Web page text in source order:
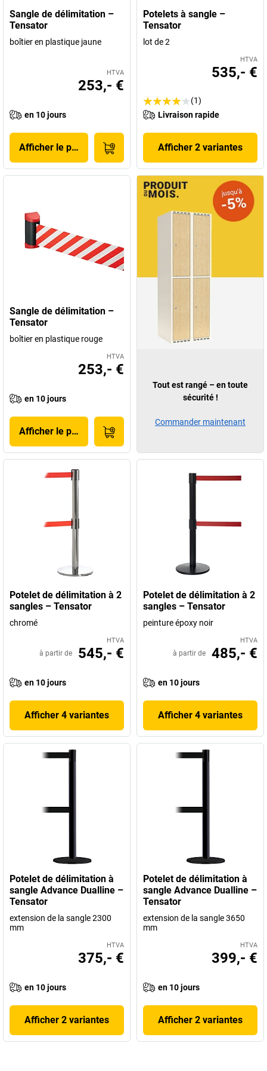
Sangle de délimitation –
Tensator
boîtier en plastique jaune
HTVA
253,- €
en 10 jours
Afficher le produit
Potelets à sangle –
Tensator
lot de 2
HTVA
535,- €
(1)
Livraison rapide
Afficher 2 variantes
Sangle de délimitation –
Tensator
boîtier en plastique rouge
HTVA
253,- €
en 10 jours
Afficher le produit
Potelet de délimitation à 2
sangles – Tensator
chromé
HTVA
à partir de 545,- €
en 10 jours
Afficher 4 variantes
Potelet de délimitation à 2
sangles – Tensator
peinture époxy noir
HTVA
à partir de 485,- €
en 10 jours
Afficher 4 variantes
Potelet de délimitation à
sangle Advance Dualline –
Tensator
extension de la sangle 2300
mm
HTVA
375,- €
en 10 jours
Afficher 2 variantes
Potelet de délimitation à
sangle Advance Dualline –
Tensator
extension de la sangle 3650
mm
HTVA
399,- €
en 10 jours
Afficher 2 variantes
Tout est rangé – en toute
sécurité !
Commander maintenant